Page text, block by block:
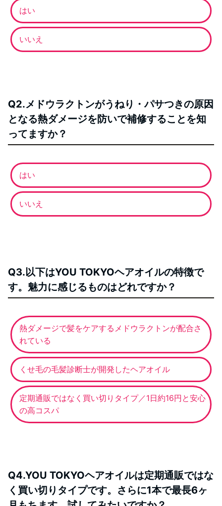
はい
いいえ
Q2.メドウラクトンがうねり・パサつきの原因
となる熱ダメージを防いで補修することを知
ってますか？
はい
いいえ
Q3.以下はYOU TOKYOヘアオイルの特徴で
す。魅力に感じるものはどれですか？
熱ダメージで髪をケアするメドウラクトンが配合さ
れている
くせ毛の毛髪診断士が開発したヘアオイル
定期通販ではなく買い切りタイプ／1日約16円と安心
の高コスパ
Q4.YOU TOKYOヘアオイルは定期通販ではな
く買い切りタイプです。さらに1本で最長6ヶ